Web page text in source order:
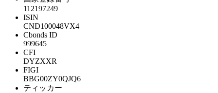
112197249
ISIN
CND100048VX4
Cbonds ID
999645
CFI
DYZXXR
FIGI
BBG00ZY0QJQ6
ティッカー